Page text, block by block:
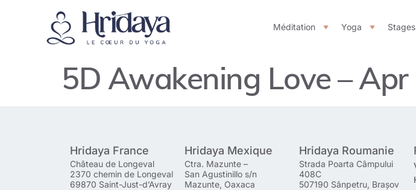
Méditation Yoga Stages
5D Awakening Love – Apr
Hridaya France
Château de Longeval
2370 chemin de Longeval
69870 Saint-Just-d’Avray
Hridaya Mexique
Ctra. Mazunte –
San Agustinillo s/n
Mazunte, Oaxaca
Hridaya Roumanie
Strada Poarta Câmpului
408C
507190 Sânpetru, Brașov